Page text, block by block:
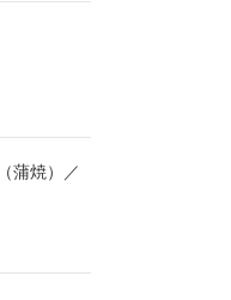
蒲焼）／